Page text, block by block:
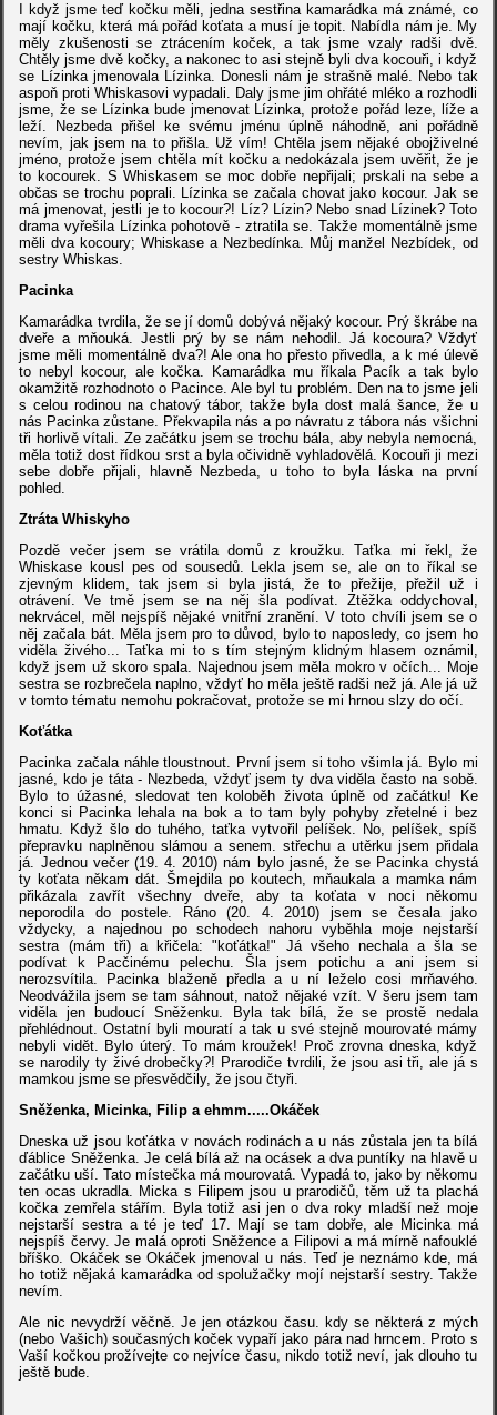
I když jsme teď kočku měli, jedna sestřina kamarádka má známé, co
mají kočku, která má pořád koťata a musí je topit. Nabídla nám je. My
měly zkušenosti se ztrácením koček, a tak jsme vzaly radši dvě.
Chtěly jsme dvě kočky, a nakonec to asi stejně byli dva kocouři, i když
se Lízinka jmenovala Lízinka. Donesli nám je strašně malé. Nebo tak
aspoň proti Whiskasovi vypadali. Daly jsme jim ohřáté mléko a rozhodli
jsme, že se Lízinka bude jmenovat Lízinka, protože pořád leze, líže a
leží. Nezbeda přišel ke svému jménu úplně náhodně, ani pořádně
nevím, jak jsem na to přišla. Už vím! Chtěla jsem nějaké obojživelné
jméno, protože jsem chtěla mít kočku a nedokázala jsem uvěřit, že je
to kocourek. S Whiskasem se moc dobře nepřijali; prskali na sebe a
občas se trochu poprali. Lízinka se začala chovat jako kocour. Jak se
má jmenovat, jestli je to kocour?! Líz? Lízin? Nebo snad Lízinek? Toto
drama vyřešila Lízinka pohotově - ztratila se. Takže momentálně jsme
měli dva kocoury; Whiskase a Nezbedínka. Můj manžel Nezbídek, od
sestry Whiskas.
Pacinka
Kamarádka tvrdila, že se jí domů dobývá nějaký kocour. Prý škrábe na
dveře a mňouká. Jestli prý by se nám nehodil. Já kocoura? Vždyť
jsme měli momentálně dva?! Ale ona ho přesto přivedla, a k mé úlevě
to nebyl kocour, ale kočka. Kamarádka mu říkala Pacík a tak bylo
okamžitě rozhodnoto o Pacince. Ale byl tu problém. Den na to jsme jeli
s celou rodinou na chatový tábor, takže byla dost malá šance, že u
nás Pacinka zůstane. Překvapila nás a po návratu z tábora nás všichni
tři horlivě vítali. Ze začátku jsem se trochu bála, aby nebyla nemocná,
měla totiž dost řídkou srst a byla očividně vyhladovělá. Kocouři ji mezi
sebe dobře přijali, hlavně Nezbeda, u toho to byla láska na první
pohled.
Ztráta Whiskyho
Pozdě večer jsem se vrátila domů z kroužku. Taťka mi řekl, že
Whiskase kousl pes od sousedů. Lekla jsem se, ale on to říkal se
zjevným klidem, tak jsem si byla jistá, že to přežije, přežil už i
otrávení. Ve tmě jsem se na něj šla podívat. Ztěžka oddychoval,
nekrvácel, měl nejspíš nějaké vnitřní zranění. V toto chvíli jsem se o
něj začala bát. Měla jsem pro to důvod, bylo to naposledy, co jsem ho
viděla živého... Taťka mi to s tím stejným klidným hlasem oznámil,
když jsem už skoro spala. Najednou jsem měla mokro v očích... Moje
sestra se rozbrečela naplno, vždyť ho měla ještě radši než já. Ale já už
v tomto tématu nemohu pokračovat, protože se mi hrnou slzy do očí.
Koťátka
Pacinka začala náhle tloustnout. První jsem si toho všimla já. Bylo mi
jasné, kdo je táta - Nezbeda, vždyť jsem ty dva viděla často na sobě.
Bylo to úžasné, sledovat ten koloběh života úplně od začátku! Ke
konci si Pacinka lehala na bok a to tam byly pohyby zřetelné i bez
hmatu. Když šlo do tuhého, taťka vytvořil pelíšek. No, pelíšek, spíš
přepravku naplněnou slámou a senem. střechu a utěrku jsem přidala
já. Jednou večer (19. 4. 2010) nám bylo jasné, že se Pacinka chystá
ty koťata někam dát. Šmejdila po koutech, mňaukala a mamka nám
přikázala zavřít všechny dveře, aby ta koťata v noci někomu
neporodila do postele. Ráno (20. 4. 2010) jsem se česala jako
vždycky, a najednou po schodech nahoru vyběhla moje nejstarší
sestra (mám tři) a křičela: "koťátka!" Já všeho nechala a šla se
podívat k Pacčinému pelechu. Šla jsem potichu a ani jsem si
nerozsvítila. Pacinka blaženě předla a u ní leželo cosi mrňavého.
Neodvážila jsem se tam sáhnout, natož nějaké vzít. V šeru jsem tam
viděla jen budoucí Sněženku. Byla tak bílá, že se prostě nedala
přehlédnout. Ostatní byli mouratí a tak u své stejně mourovaté mámy
nebyli vidět. Bylo úterý. To mám kroužek! Proč zrovna dneska, když
se narodily ty živé drobečky?! Prarodiče tvrdili, že jsou asi tři, ale já s
mamkou jsme se přesvědčily, že jsou čtyři.
Sněženka, Micinka, Filip a ehmm.....Okáček
Dneska už jsou koťátka v novách rodinách a u nás zůstala jen ta bílá
ďáblice Sněženka. Je celá bílá až na ocásek a dva puntíky na hlavě u
začátku uší. Tato místečka má mourovatá. Vypadá to, jako by někomu
ten ocas ukradla. Micka s Filipem jsou u prarodičů, těm už ta plachá
kočka zemřela stářím. Byla totiž asi jen o dva roky mladší než moje
nejstarší sestra a té je teď 17. Mají se tam dobře, ale Micinka má
nejspíš červy. Je malá oproti Sněžence a Filipovi a má mírně nafouklé
bříško. Okáček se Okáček jmenoval u nás. Teď je neznámo kde, má
ho totiž nějaká kamarádka od spolužačky mojí nejstarší sestry. Takže
nevím.
Ale nic nevydrží věčně. Je jen otázkou času. kdy se některá z mých
(nebo Vašich) současných koček vypaří jako pára nad hrncem. Proto s
Vaší kočkou prožívejte co nejvíce času, nikdo totiž neví, jak dlouho tu
ještě bude.